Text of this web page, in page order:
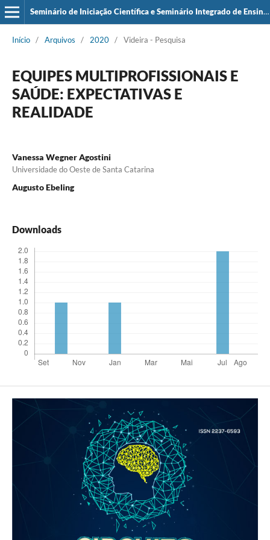
Seminário de Iniciação Científica e Seminário Integrado de Ensino, Pesquisa e Extensão (SIEPE)
Início / Arquivos / 2020 / Videira - Pesquisa
EQUIPES MULTIPROFISSIONAIS E
SAÚDE: EXPECTATIVAS E
REALIDADE
Vanessa Wegner Agostini
Universidade do Oeste de Santa Catarina
Augusto Ebeling
Downloads